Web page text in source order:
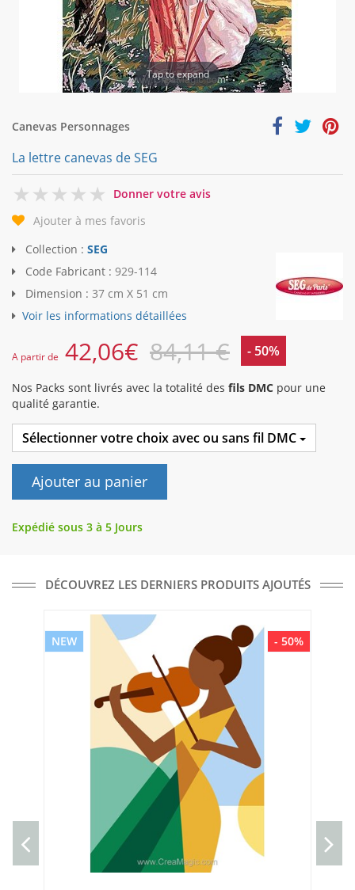
Tap to expand
Canevas Personnages
La lettre canevas de SEG
0
Donner votre avis
Ajouter à mes favoris
Collection : SEG
Code Fabricant : 929-114
Dimension : 37 cm X 51 cm
Voir les informations détaillées
A partir de 42,06€ 84,11 € - 50%
Nos Packs sont livrés avec la totalité des fils DMC pour une
qualité garantie.
Sélectionner votre choix avec ou sans fil DMC
Ajouter au panier
Expédié sous 3 à 5 Jours
DÉCOUVREZ LES DERNIERS PRODUITS AJOUTÉS
- 50%
NEW